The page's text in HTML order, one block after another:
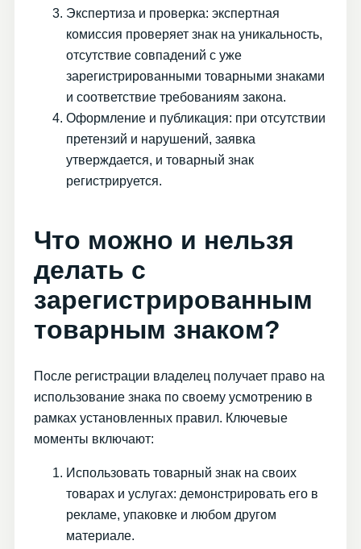
Экспертиза и проверка: экспертная
комиссия проверяет знак на уникальность,
отсутствие совпадений с уже
зарегистрированными товарными знаками
и соответствие требованиям закона.
Оформление и публикация: при отсутствии
претензий и нарушений, заявка
утверждается, и товарный знак
регистрируется.
Что можно и нельзя
делать с
зарегистрированным
товарным знаком?
После регистрации владелец получает право на
использование знака по своему усмотрению в
рамках установленных правил. Ключевые
моменты включают:
Использовать товарный знак на своих
товарах и услугах: демонстрировать его в
рекламе, упаковке и любом другом
материале.